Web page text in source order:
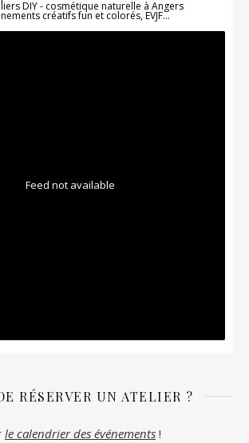
DIY - cosmétique naturelle à Angers
créatifs fun et colorés, EVJF…
Feed not available
RÉSERVER UN ATELIER ?
le calendrier des événements !